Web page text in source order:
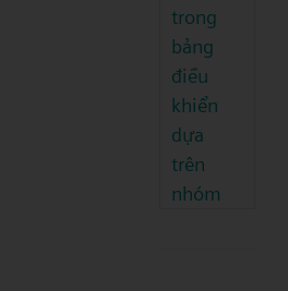
trong
bảng
điều
khiển
dựa
trên
nhóm